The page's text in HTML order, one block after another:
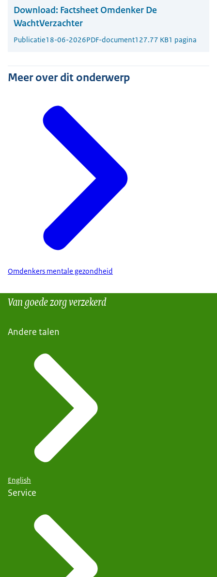
Download: Factsheet Omdenker De
WachtVerzachter
Publicatie18-06-2026PDF-document127.77 KB1 pagina
Meer over dit onderwerp
Omdenkers mentale gezondheid
Van goede zorg verzekerd
Andere talen
English
Service